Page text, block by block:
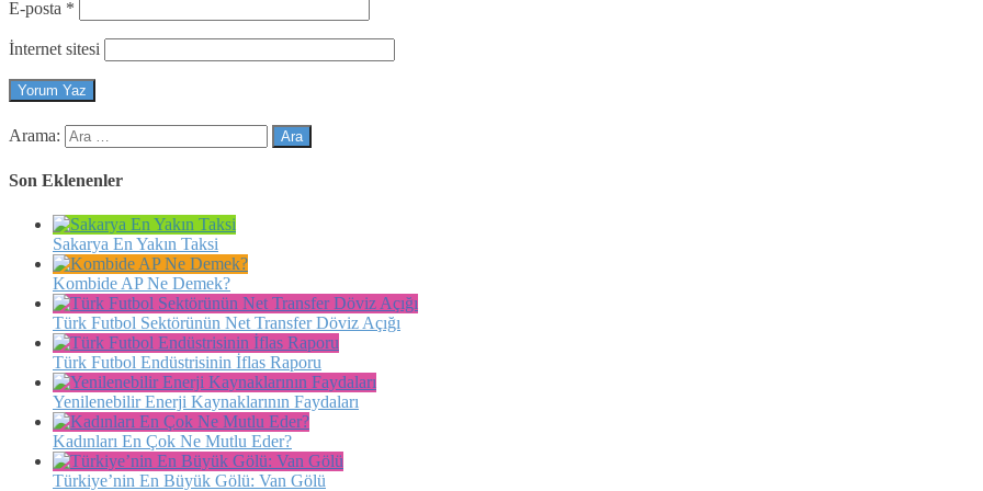
E-posta *
İnternet sitesi
Arama:
Son Eklenenler
Sakarya En Yakın Taksi
Kombide AP Ne Demek?
Türk Futbol Sektörünün Net Transfer Döviz Açığı
Türk Futbol Endüstrisinin İflas Raporu
Yenilenebilir Enerji Kaynaklarının Faydaları
Kadınları En Çok Ne Mutlu Eder?
Türkiye’nin En Büyük Gölü: Van Gölü